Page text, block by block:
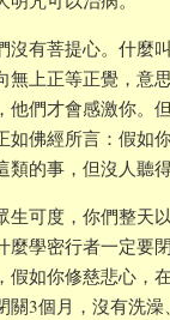
沒有菩提心。什麼
無上正等正覺，意
他們才會感激你。
如佛經所言：假如
的事，但沒人聽得
生可度，你們整
麼學密行者一定要
假如你修慈悲心，
關3個月，沒有洗